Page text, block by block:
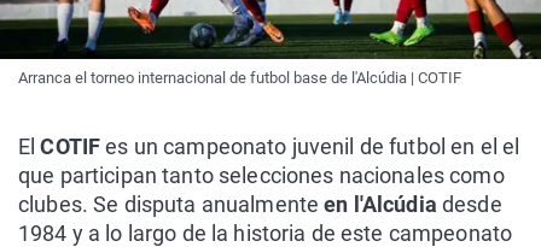
Arranca el torneo internacional de futbol base de l'Alcúdia | COTIF
El COTIFes un campeonato juvenil de futbol en el el
que participan tanto selecciones nacionales como
clubes. Se disputa anualmenteen l'Alcúdia desde
1984 y a lo largo de la historia de este campeonato